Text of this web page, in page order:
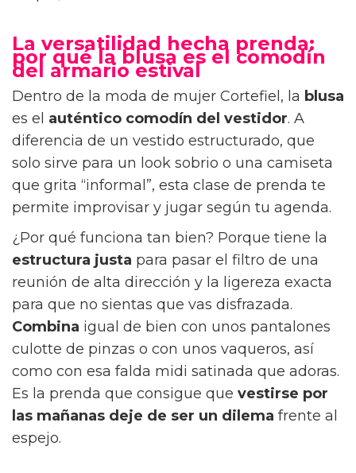
La versatilidad hecha prenda:
por qué la blusa es el comodín
del armario estival
Dentro de la moda de mujer Cortefiel, la blusa
es el auténtico comodín del vestidor. A
diferencia de un vestido estructurado, que
solo sirve para un look sobrio o una camiseta
que grita “informal”, esta clase de prenda te
permite improvisar y jugar según tu agenda.
¿Por qué funciona tan bien? Porque tiene la
estructura justa para pasar el filtro de una
reunión de alta dirección y la ligereza exacta
para que no sientas que vas disfrazada.
Combina igual de bien con unos pantalones
culotte de pinzas o con unos vaqueros, así
como con esa falda midi satinada que adoras.
Es la prenda que consigue que vestirse por
las mañanas deje de ser un dilema frente al
espejo.